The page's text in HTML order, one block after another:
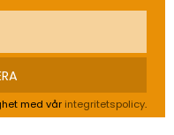
med vår integritetspolicy.